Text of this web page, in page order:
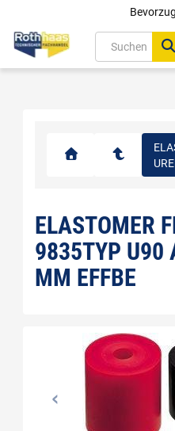
ELASTOMER
9835TYP U90
MM EFFBE